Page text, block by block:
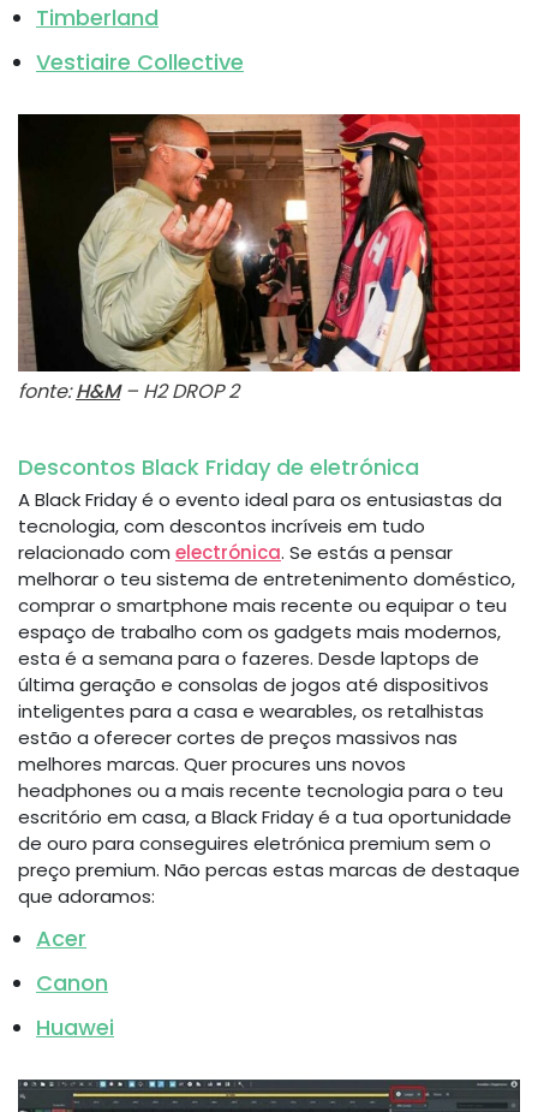
Timberland
Vestiaire Collective
fonte:H&M– H2 DROP 2
Descontos Black Friday de eletrónica
A Black Friday é o evento ideal para os entusiastas da
tecnologia, com descontos incríveis em tudo
relacionado com electrónica. Se estás a pensar
melhorar o teu sistema de entretenimento doméstico,
comprar o smartphone mais recente ou equipar o teu
espaço de trabalho com os gadgets mais modernos,
esta é a semana para o fazeres. Desde laptops de
última geração e consolas de jogos até dispositivos
inteligentes para a casa e wearables, os retalhistas
estão a oferecer cortes de preços massivos nas
melhores marcas. Quer procures uns novos
headphones ou a mais recente tecnologia para o teu
escritório em casa, a Black Friday é a tua oportunidade
de ouro para conseguires eletrónica premium sem o
preço premium. Não percas estas marcas de destaque
que adoramos:
Acer
Canon
Huawei